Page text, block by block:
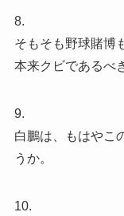
8.
そもそも野球賭博
本来クビであるべ
9.
白鵬は、もはやこ
うか。
10.